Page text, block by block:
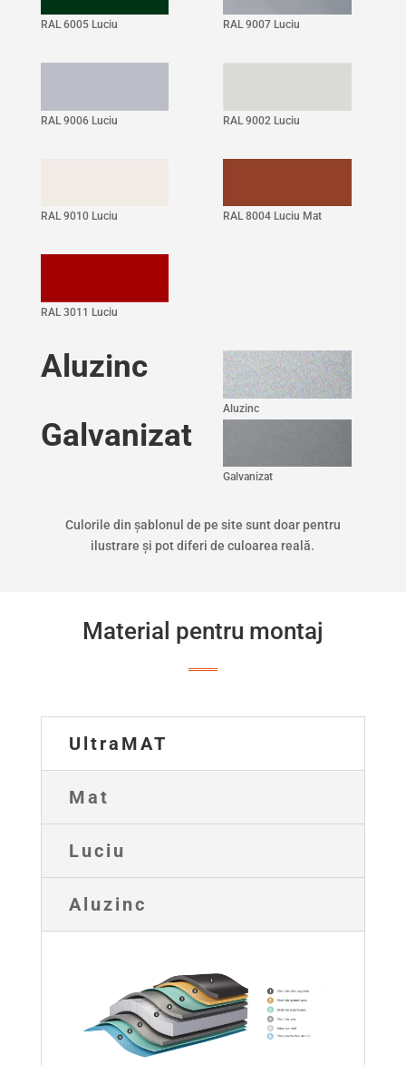
RAL 6005 Luciu RAL 9007 Luciu
RAL 9006 Luciu RAL 9002 Luciu
RAL 9010 Luciu RAL 8004 Luciu Mat
RAL 3011 Luciu
Aluzinc
Aluzinc
Galvanizat
Galvanizat
Culorile din șablonul de pe site sunt doar pentru
ilustrare și pot diferi de culoarea reală.
Material pentru montaj
UltraMAT
Mat
Luciu
Aluzinc